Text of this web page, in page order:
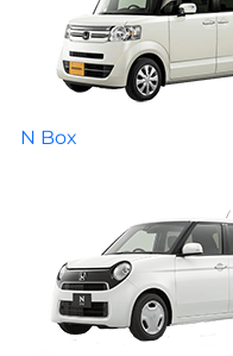
N Box